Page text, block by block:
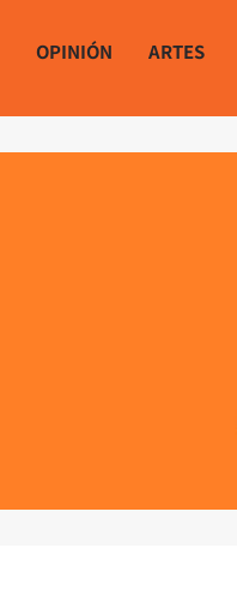
OPINIÓN ARTES